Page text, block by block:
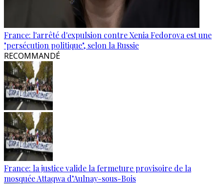
France: l'arrêté d'expulsion contre Xenia Fedorova est une
"persécution politique", selon la Russie
RECOMMANDÉ
France: la justice valide la fermeture provisoire de la
mosquée Attaqwa d’Aulnay-sous-Bois